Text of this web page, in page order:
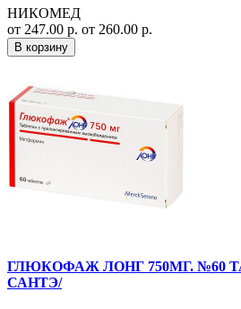
НИКОМЕД
от 247.00 р. от 260.00 р.
В корзину
ГЛЮКОФАЖ ЛОНГ 750МГ. №60
САНТЭ/